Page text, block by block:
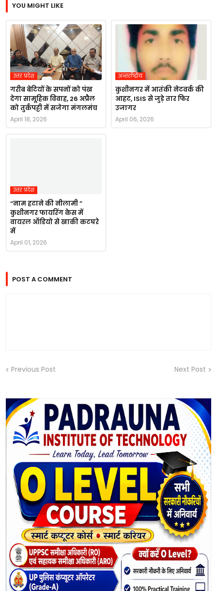
YOU MIGHT LIKE
उत्तर प्रदेश
गरीब बेटियों के सपनों को पंख
देगा सामूहिक विवाह, 26 अप्रैल
को तुर्कपट्टी में सजेगा मंगलमंच
April 18, 2026
अन्तर्राष्ट्रीय
कुशीनगर में आतंकी नेटवर्क की
आहट, ISIS से जुड़े तार फिर
उजागर
April 06, 2026
उत्तर प्रदेश
“नाम हटाने की नीलामी ”
कुशीनगर फायरिंग केस में
वायरल ऑडियो से खाकी कटघरे
में
April 01, 2026
POST A COMMENT
Previous Post Next Post